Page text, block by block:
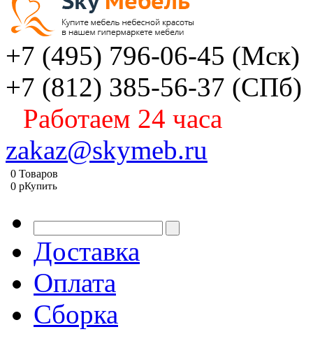
+7 (495) 796-06-45 (Мск)
+7 (812) 385-56-37 (СПб)
Работаем 24 часа
zakaz@skymeb.ru
0 Товаров
0 pКупить
Доставка
Оплата
Сборка